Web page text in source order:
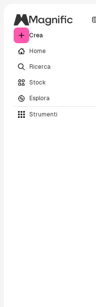
Crea
Home
Ricerca
Stock
Esplora
Strumenti